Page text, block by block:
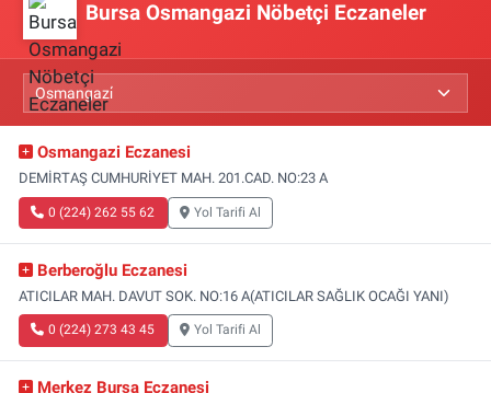
Bursa Osmangazi Nöbetçi Eczaneler
Osmangazi Eczanesi
DEMİRTAŞ CUMHURİYET MAH. 201.CAD. NO:23 A
0 (224) 262 55 62 Yol Tarifi Al
Berberoğlu Eczanesi
ATICILAR MAH. DAVUT SOK. NO:16 A(ATICILAR SAĞLIK OCAĞI YANI)
0 (224) 273 43 45 Yol Tarifi Al
Merkez Bursa Eczanesi